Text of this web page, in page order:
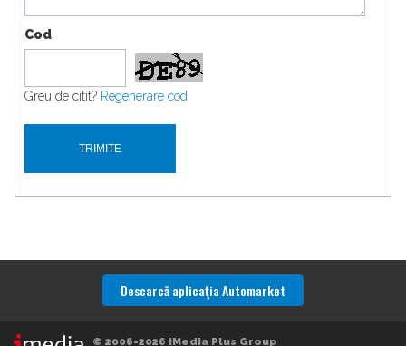
Cod
Greu de citit? Regenerare cod
Descarcă aplicaţia Automarket
© 2006-2026 iMedia Plus Group.